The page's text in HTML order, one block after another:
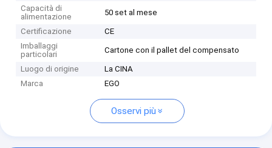
Capacità di
alimentazione
50 set al mese
Certificazione
CE
Imballaggi
particolari
Cartone con il pallet del compensato
Luogo di origine
La CINA
Marca
EGO
Osservi più